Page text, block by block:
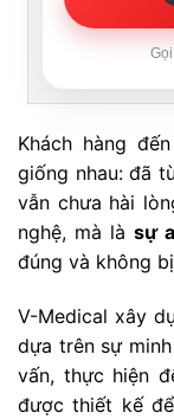
Khách hàng
giống nhau: đã
vẫn chưa hài
nghệ, mà là sự
đúng và không
V-Medical xây
dựa trên sự
vấn, thực hiện
được thiết kế